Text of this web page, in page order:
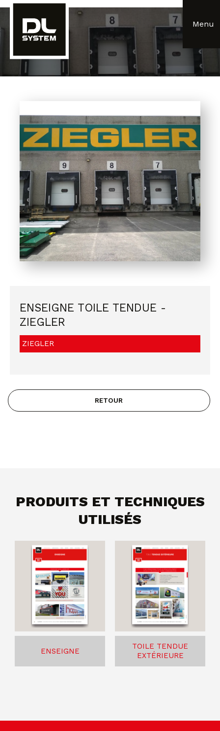
Menu
ENSEIGNE TOILE TENDUE -
ZIEGLER
ZIEGLER
RETOUR
PRODUITS ET TECHNIQUES
UTILISÉS
ENSEIGNE
TOILE TENDUE
EXTÉRIEURE
Panneau de gestion des cookies